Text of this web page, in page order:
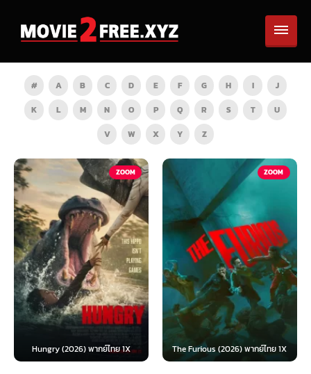
# A B C D E F G H I
J
K
L M N O P Q R S T
U
V
W X Y Z
ZOOM
ากย์ไทย 1X The Furious (2026) พากย์ไทย 1X
Dungeons &
Among Thieves